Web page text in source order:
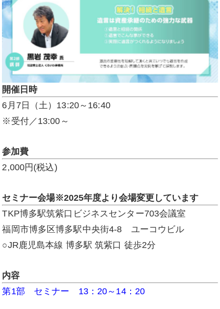
開催日時
6月7日（土）13:20～16:40
※受付／13:00～
参加費
2,000円(税込)
セミナー会場※2025年度より会場変更しています
TKP博多駅筑紫口ビジネスセンター703会議室
福岡市博多区博多駅中央街4-8 ユーコウビル
○JR鹿児島本線 博多駅 筑紫口 徒歩2分
内容
第1部 セミナー 13：20～14：20